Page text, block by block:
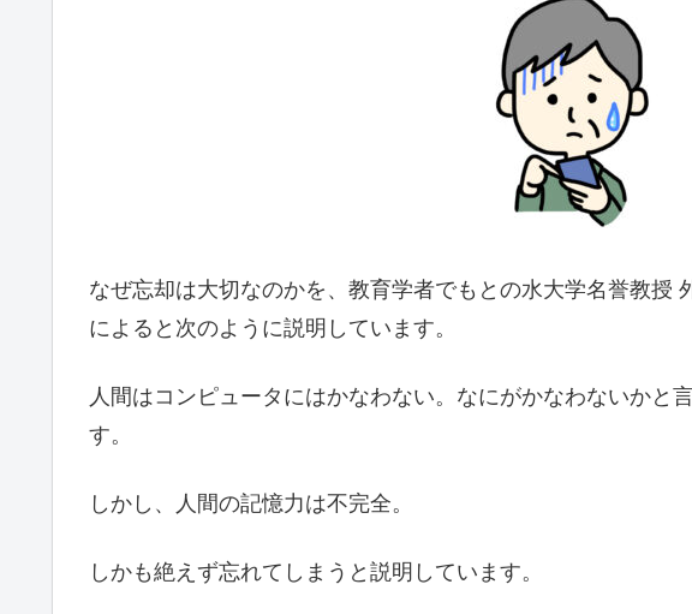
なぜ忘却は大切なのかを、教育学者でもとの水大学名誉教授
によると次のように説明しています。
人間はコンピュータにはかなわない。なにがかなわないかと
す。
しかし、人間の記憶力は不完全。
しかも絶えず忘れてしまうと説明しています。